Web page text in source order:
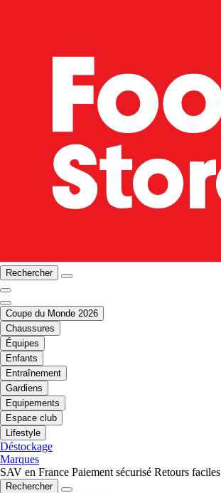
Rechercher
Coupe du Monde 2026
Chaussures
Équipes
Enfants
Entraînement
Gardiens
Equipements
Espace club
Lifestyle
Déstockage
Marques
SAV en France Paiement sécurisé Retours faciles
Rechercher